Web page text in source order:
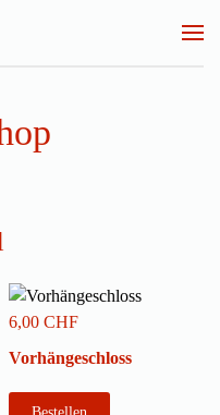
6,00 CHF
Vorhängeschloss